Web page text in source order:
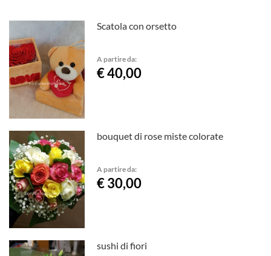
Scatola con orsetto
A partire da:
€ 40,00
bouquet di rose miste colorate
A partire da:
€ 30,00
sushi di fiori